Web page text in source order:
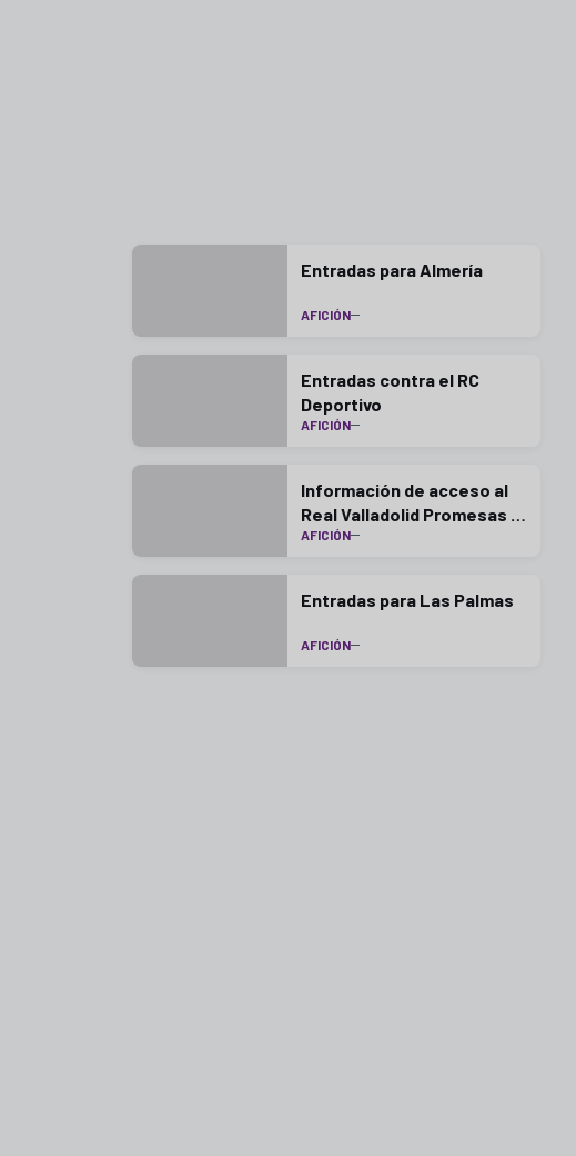
Entradas para Almería
AFICIÓN
Entradas contra el RC
Deportivo
AFICIÓN
Información de acceso al
Real Valladolid Promesas -
Burgos CF Promesas
AFICIÓN
Entradas para Las Palmas
AFICIÓN